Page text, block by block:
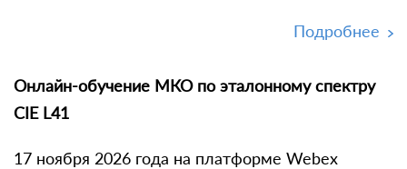
Подробнее
Онлайн-обучение МКО по эталонному спектру
CIE L41
17 ноября 2026 года на платформе Webex